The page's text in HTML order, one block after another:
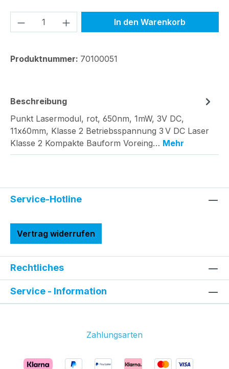
Produkt Anzahl: Gib denIn den Warenkorb
Produktnummer: 70100051
Beschreibung
Punkt Lasermodul, rot, 650nm, 1mW, 3V DC,
11x60mm, Klasse 2 Betriebsspannung 3 V DC Laser
Klasse 2 Kompakte Bauform Voreing… Mehr
Service-Hotline
Vertrag widerrufen
Rechtliches
Service - Information
Zahlungsarten